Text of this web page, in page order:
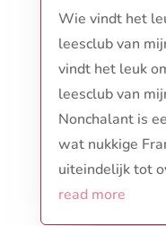
Wie vindt het
leesclub van
vindt het leuk
leesclub van
Nonchalant is
wat nukkige
uiteindelijk tot
read more